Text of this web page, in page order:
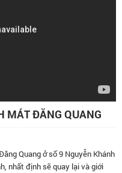
MÁT ĐĂNG QUANG
Quang ở số 9 Nguyễn Khánh
nhất định sẽ quay lại và giới